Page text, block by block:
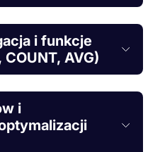
i funkcje
AVG)
i